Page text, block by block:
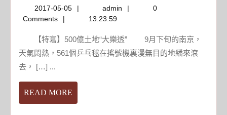
樂
部
21
點
南
京
土
拍
大
樂
2017-05-05
2017-
05-
admin admin
0
Comments
13:23:59
【特寫】500億土地“大樂透” 9月下旬的南京，
天氣悶熱，561個乒乓毬在搖號機裏漫無目的地繙來滾
去， […] ...
READ MORE
MORE